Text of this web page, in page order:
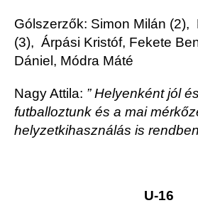
Gólszerzők: Simon Milán (2),
(3), Árpási Kristóf, Fekete
Dániel, Módra Máté
Nagy Attila: ” Helyenként jól
futballoztunk és a mai
helyzetkihasználás is
U-16